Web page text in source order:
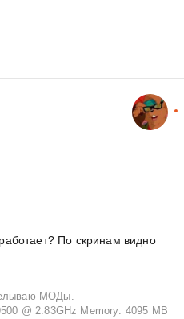
По скринам видно
МОДы.
@ 2.83GHz Memory: 4095 MB